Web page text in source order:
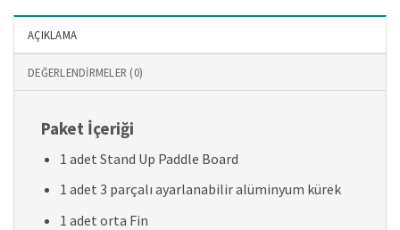
AÇIKLAMA
DEĞERLENDIRMELER (0)
Paket İçeriği
1 adet Stand Up Paddle Board
1 adet 3 parçalı ayarlanabilir alüminyum kürek
1 adet orta Fin